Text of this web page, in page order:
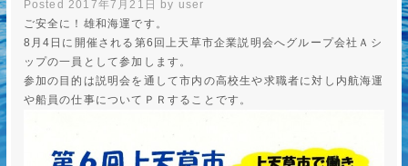
Posted2017年7月21日 by user
ご安全に！雄和海運です。
8月4日に開催される第6回上天草市企業説明会へグループ会社Ａシ
ップの一員として参加します。
参加の目的は説明会を通して市内の高校生や求職者に対し内航海運
や船員の仕事についてＰＲすることです。